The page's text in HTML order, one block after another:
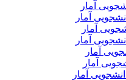
آمار
آمار
آمار
آمار
آمار
آمار
آمار